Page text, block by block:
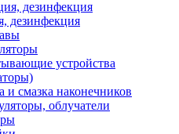
дезинфекция
устройства
и смазка наконечников
облучатели